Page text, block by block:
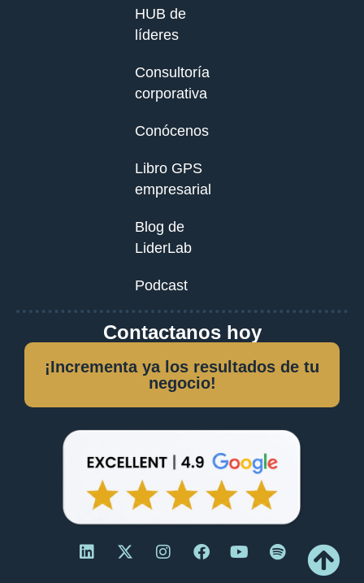
HUB de
líderes
Consultoría
corporativa
Conócenos
Libro GPS
empresarial
Blog de
LiderLab
Podcast
Contactanos hoy
¡Incrementa ya los resultados de tu
negocio!